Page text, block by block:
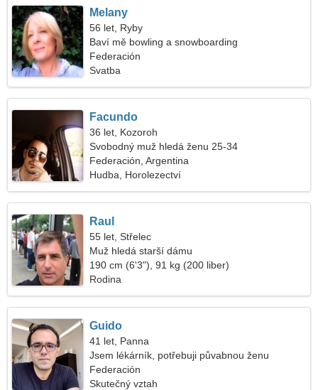
Melany
56 let, Ryby
Baví mě bowling a snowboarding
Federación
Svatba
Facundo
36 let, Kozoroh
Svobodný muž hledá ženu 25-34
Federación, Argentina
Hudba, Horolezectví
Raul
55 let, Střelec
Muž hledá starší dámu
190 cm (6'3"), 91 kg (200 liber)
Rodina
Guido
41 let, Panna
Jsem lékárník, potřebuji půvabnou ženu
Federación
Skutečný vztah